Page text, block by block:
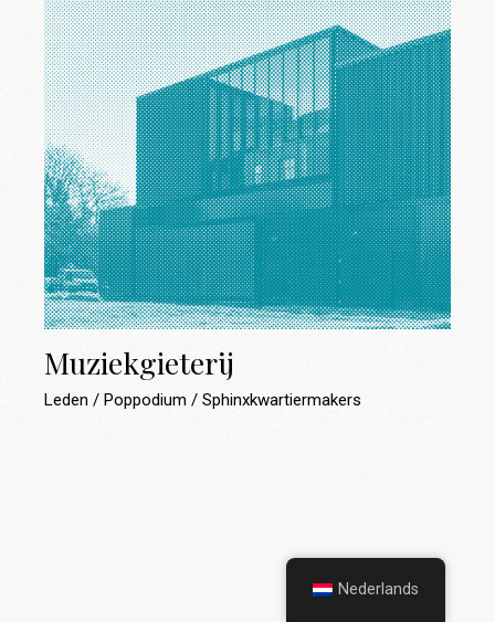
Muziekgieterij
Leden Poppodium Sphinxkwartiermakers
Nederlands